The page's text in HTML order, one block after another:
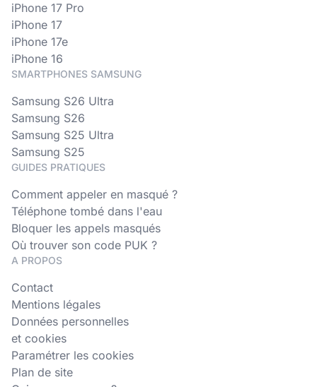
iPhone 17 Pro
iPhone 17
iPhone 17e
iPhone 16
SMARTPHONES SAMSUNG
Samsung S26 Ultra
Samsung S26
Samsung S25 Ultra
Samsung S25
GUIDES PRATIQUES
Comment appeler en masqué ?
Téléphone tombé dans l'eau
Bloquer les appels masqués
Où trouver son code PUK ?
A PROPOS
Contact
Mentions légales
Données personnelles
et cookies
Paramétrer les cookies
Plan de site